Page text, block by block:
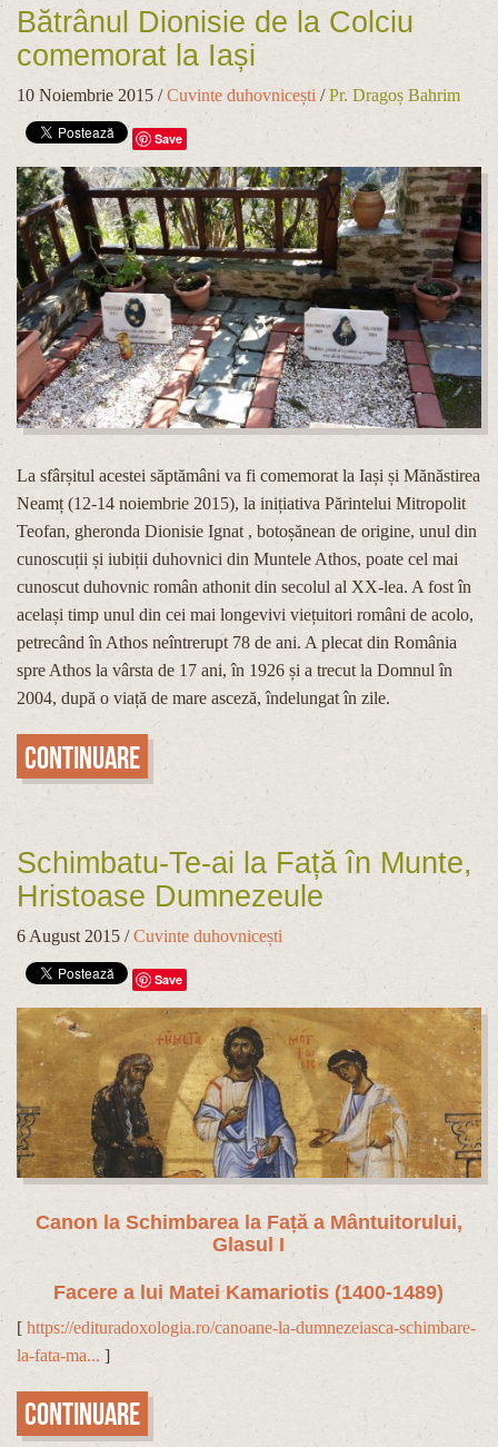
Bătrânul Dionisie de la Colciu
comemorat la Iași
10 Noiembrie 2015 /Cuvinte duhovnicești /Pr. Dragoș Bahrim
Save
La sfârșitul acestei săptămâni va fi comemorat la Iași și Mănăstirea
Neamț (12-14 noiembrie 2015), la inițiativa Părintelui Mitropolit
Teofan, gheronda Dionisie Ignat , botoșănean de origine, unul din
cunoscuții și iubiții duhovnici din Muntele Athos, poate cel mai
cunoscut duhovnic român athonit din secolul al XX-lea. A fost în
același timp unul din cei mai longevivi viețuitori români de acolo,
petrecând în Athos neîntrerupt 78 de ani. A plecat din România
spre Athos la vârsta de 17 ani, în 1926 și a trecut la Domnul în
2004, după o viață de mare asceză, îndelungat în zile.
Continuare
Schimbatu-Te-ai la Față în Munte,
Hristoase Dumnezeule
6 August 2015 /Cuvinte duhovnicești
Save
Canon la Schimbarea la Față a Mântuitorului,
Glasul I
Facere a lui Matei Kamariotis (1400-1489)
[ https://edituradoxologia.ro/canoane-la-dumnezeiasca-schimbare-
la-fata-ma... ]
Continuare